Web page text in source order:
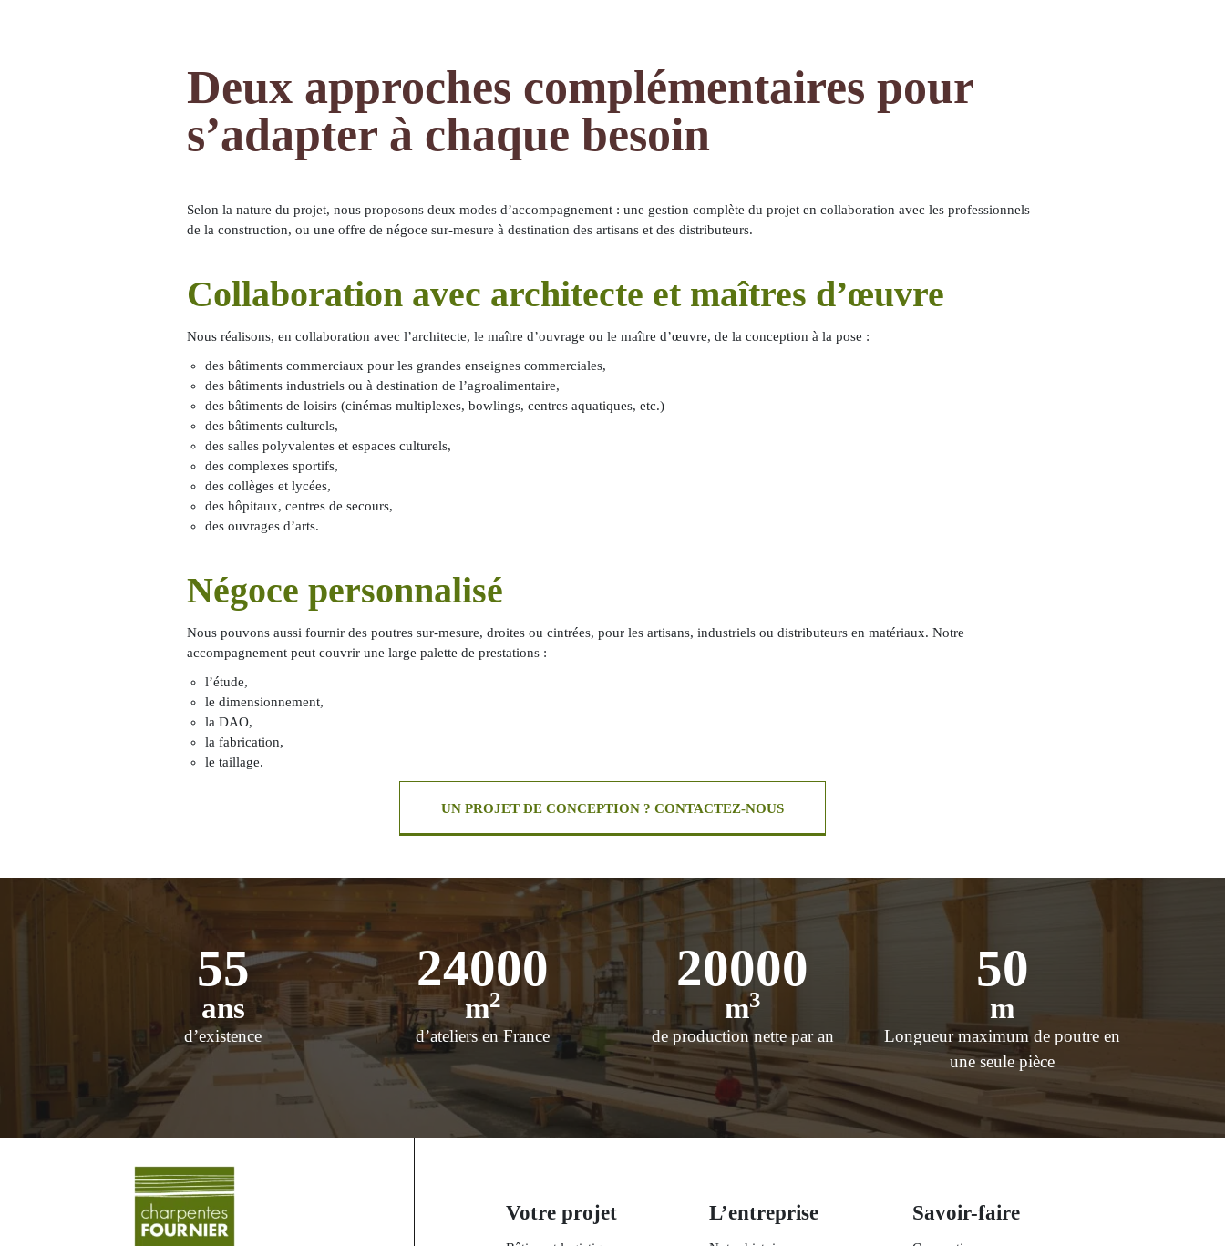
Deux approches complémentaires pour
s’adapter à chaque besoin
Selon la nature du projet, nous proposons deux modes d’accompagnement : une gestion complète du projet en collaboration avec les professionnels
de la construction, ou une offre de négoce sur-mesure à destination des artisans et des distributeurs.
Collaboration avec architecte et maîtres d’œuvre
Nous réalisons, en collaboration avec l’architecte, le maître d’ouvrage ou le maître d’œuvre, de la conception à la pose :
des bâtiments commerciaux pour les grandes enseignes commerciales,
des bâtiments industriels ou à destination de l’agroalimentaire,
des bâtiments de loisirs (cinémas multiplexes, bowlings, centres aquatiques, etc.)
des bâtiments culturels,
des salles polyvalentes et espaces culturels,
des complexes sportifs,
des collèges et lycées,
des hôpitaux, centres de secours,
des ouvrages d’arts.
Négoce personnalisé
Nous pouvons aussi fournir des poutres sur-mesure, droites ou cintrées, pour les artisans, industriels ou distributeurs en matériaux. Notre
accompagnement peut couvrir une large palette de prestations :
l’étude,
le dimensionnement,
la DAO,
la fabrication,
le taillage.
UN PROJET DE CONCEPTION ? CONTACTEZ-NOUS
55
ans
d’existence
24000
m2
d’ateliers en France
20000
m3
de production nette par an
50
m
Longueur maximum de poutre en
une seule pièce
Votre projet L’entreprise Savoir-faire